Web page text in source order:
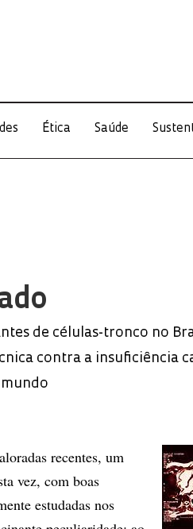
Ética Saúde
de células-tronco no
contra a insuficiência
recentes, um
vez, com boas
estudadas nos